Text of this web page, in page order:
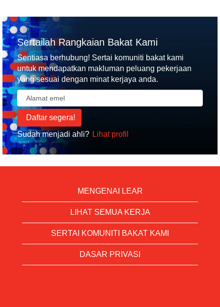
Sertailah Rangkaian Bakat Kami
Sentiasa berhubung! Sertai komuniti bakat kami
untuk mendapatkan makluman peluang pekerjaan
yang sesuai dengan minat kerjaya anda.
Sudah menjadi ahli? Lihat profil
MENGENAI LEAR
LIHAT SEMUA KERJA
SERTAI KOMUNITI BAKAT KAMI
DASAR PRIVASI